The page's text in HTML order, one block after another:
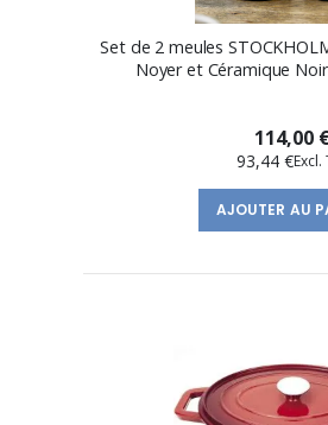
Set de 2 meules
Noyer et Céramique
114,00
93,44 €
AJOUTER AU